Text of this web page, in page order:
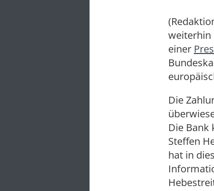
weiterhin
einer
Die
Die Bank
Steffen
hat in